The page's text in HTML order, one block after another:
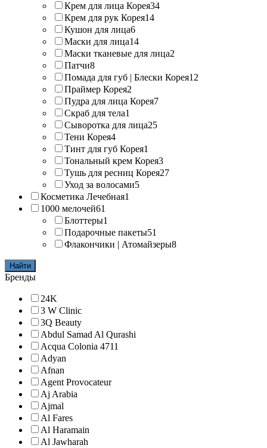
Крем для лица Корея34
Крем для рук Корея14
Кушон для лица6
Маски для лица14
Маски тканевые для лица2
Патчи8
Помада для губ | Блески Корея12
Праймер Корея2
Пудра для лица Корея7
Скраб для тела1
Сыворотка для лица25
Тени Корея4
Тинт для губ Корея1
Тональный крем Корея3
Тушь для ресниц Корея27
Уход за волосами5
Косметика Лечебная1
1000 мелочей61
Блоттеры1
Подарочные пакеты51
Флакончики | Атомайзеры8
Найти
Бренды
24K
3 W Clinic
3Q Beauty
Abdul Samad Al Qurashi
Acqua Colonia 4711
Adyan
Afnan
Agent Provocateur
Aj Arabia
Ajmal
Al Fares
Al Haramain
Al Jawharah